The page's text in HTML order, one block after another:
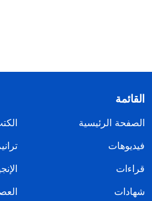
القائمة
الصفحة الرئيسية
فيديوهات
قراءات
شهادات